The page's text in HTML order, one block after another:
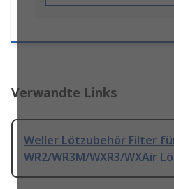
Verwandte Links
Weller Lötzubehör Filter
WR2/WR3M/WXR3/WXAir